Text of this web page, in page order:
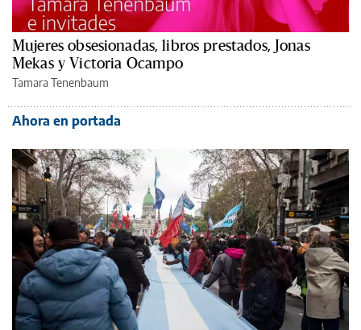
Mujeres obsesionadas, libros prestados, Jonas
Mekas y Victoria Ocampo
Tamara Tenenbaum
Ahora en portada